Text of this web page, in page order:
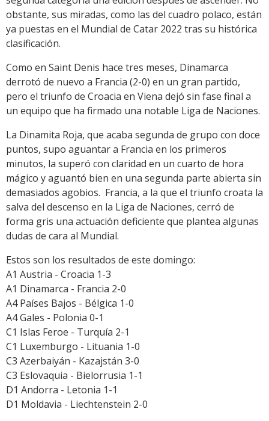
obstante, sus miradas, como las del cuadro polaco, están
ya puestas en el Mundial de Catar 2022 tras su histórica
clasificación.
Como en Saint Denis hace tres meses, Dinamarca
derrotó de nuevo a Francia (2-0) en un gran partido,
pero el triunfo de Croacia en Viena dejó sin fase final a
un equipo que ha firmado una notable Liga de Naciones.
La Dinamita Roja, que acaba segunda de grupo con doce
puntos, supo aguantar a Francia en los primeros
minutos, la superó con claridad en un cuarto de hora
mágico y aguantó bien en una segunda parte abierta sin
demasiados agobios. Francia, a la que el triunfo croata la
salva del descenso en la Liga de Naciones, cerró de
forma gris una actuación deficiente que plantea algunas
dudas de cara al Mundial.
Estos son los resultados de este domingo:
A1 Austria - Croacia 1-3
A1 Dinamarca - Francia 2-0
A4 Países Bajos - Bélgica 1-0
A4 Gales - Polonia 0-1
C1 Islas Feroe - Turquía 2-1
C1 Luxemburgo - Lituania 1-0
C3 Azerbaiyán - Kazajstán 3-0
C3 Eslovaquia - Bielorrusia 1-1
D1 Andorra - Letonia 1-1
D1 Moldavia - Liechtenstein 2-0